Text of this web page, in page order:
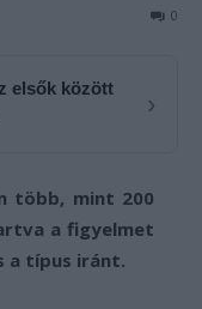
0
elsők között
›
több, mint 200
a figyelmet
a típus iránt.